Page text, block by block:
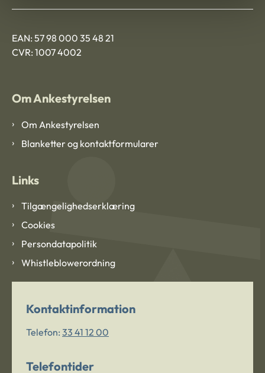
EAN: 57 98 000 35 48 21
CVR: 1007 4002
Om Ankestyrelsen
Om Ankestyrelsen
Blanketter og kontaktformularer
Links
Tilgængelighedserklæring
Cookies
Persondatapolitik
Whistleblowerordning
Kontaktinformation
Telefon: 33 41 12 00
Telefontider